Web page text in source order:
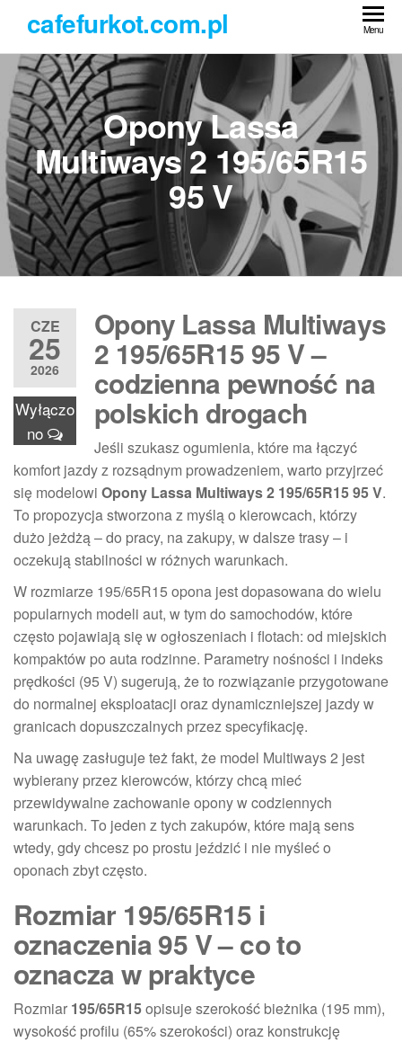
treści
cafefurkot.com.pl Menu
Opony Lassa
Multiways 2 195/65R15
95 V
CZE
25
2026
Wyłączo
no
Opony Lassa Multiways
2 195/65R15 95 V –
codzienna pewność na
polskich drogach
Jeśli szukasz ogumienia, które ma łączyć
komfort jazdy z rozsądnym prowadzeniem, warto przyjrzeć
się modelowi Opony Lassa Multiways 2 195/65R15 95 V.
To propozycja stworzona z myślą o kierowcach, którzy
dużo jeżdżą – do pracy, na zakupy, w dalsze trasy – i
oczekują stabilności w różnych warunkach.
W rozmiarze 195/65R15 opona jest dopasowana do wielu
popularnych modeli aut, w tym do samochodów, które
często pojawiają się w ogłoszeniach i flotach: od miejskich
kompaktów po auta rodzinne. Parametry nośności i indeks
prędkości (95 V) sugerują, że to rozwiązanie przygotowane
do normalnej eksploatacji oraz dynamiczniejszej jazdy w
granicach dopuszczalnych przez specyfikację.
Na uwagę zasługuje też fakt, że model Multiways 2 jest
wybierany przez kierowców, którzy chcą mieć
przewidywalne zachowanie opony w codziennych
warunkach. To jeden z tych zakupów, które mają sens
wtedy, gdy chcesz po prostu jeździć i nie myśleć o
oponach zbyt często.
Rozmiar 195/65R15 i
oznaczenia 95 V – co to
oznacza w praktyce
Rozmiar 195/65R15opisuje szerokość bieżnika (195 mm),
wysokość profilu (65% szerokości) oraz konstrukcję